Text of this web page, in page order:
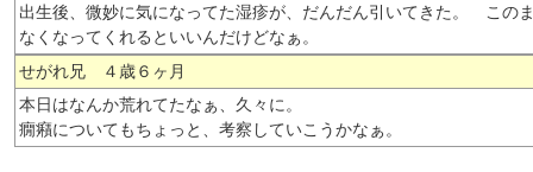
出生後、微妙に気になってた湿疹が、だんだん引いてきた。 この
なくなってくれるといいんだけどなぁ。
せがれ兄 ４歳６ヶ月
本日はなんか荒れてたなぁ、久々に。
癇癪についてもちょっと、考察していこうかなぁ。